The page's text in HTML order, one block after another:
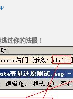
过你的法眼！